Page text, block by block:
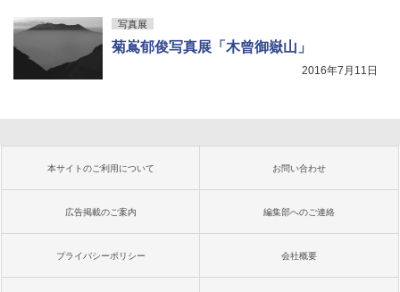
写真展
菊嶌郁俊写真展「木曾御嶽山」
2016年7月11日
本サイトのご利用について お問い合わせ
広告掲載のご案内 編集部へのご連絡
プライバシーポリシー 会社概要